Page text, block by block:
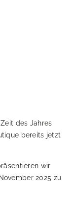
des Jahres
bereits jetzt
wir
2025 zu